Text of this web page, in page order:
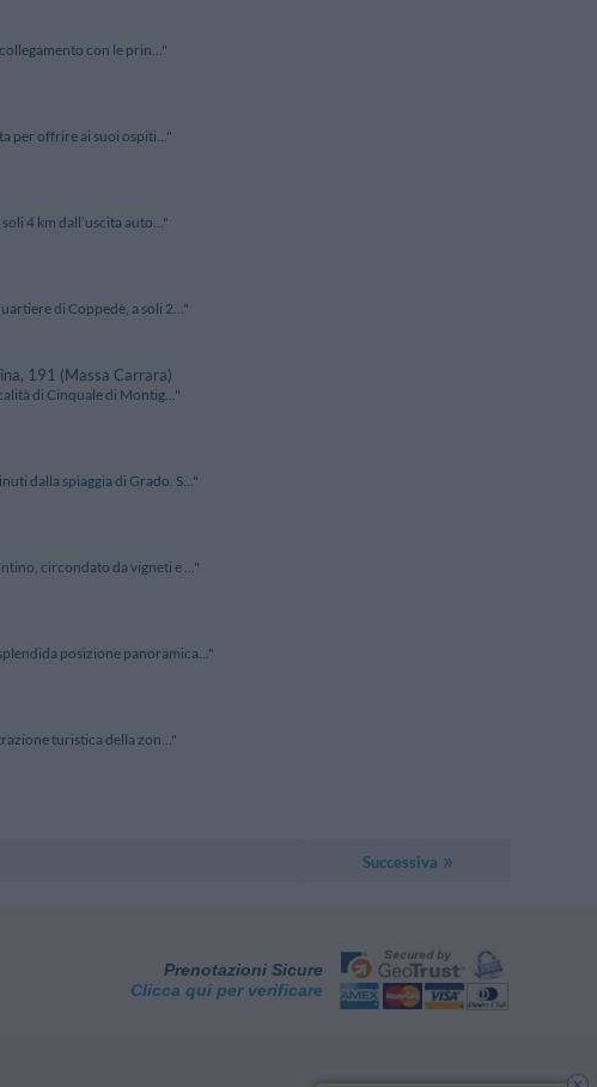
con le prin..."
per offrire ai suoi ospiti..."
4 km dall’uscita auto..."
di Coppedè, a soli 2..."
191 (Massa Carrara)
di Cinquale di Montig..."
dalla spiaggia di Grado. S..."
circondato da vigneti e ..."
posizione panoramica..."
turistica della zon..."
Successiva
Prenotazioni Sicure
Clicca qui per verificare
x